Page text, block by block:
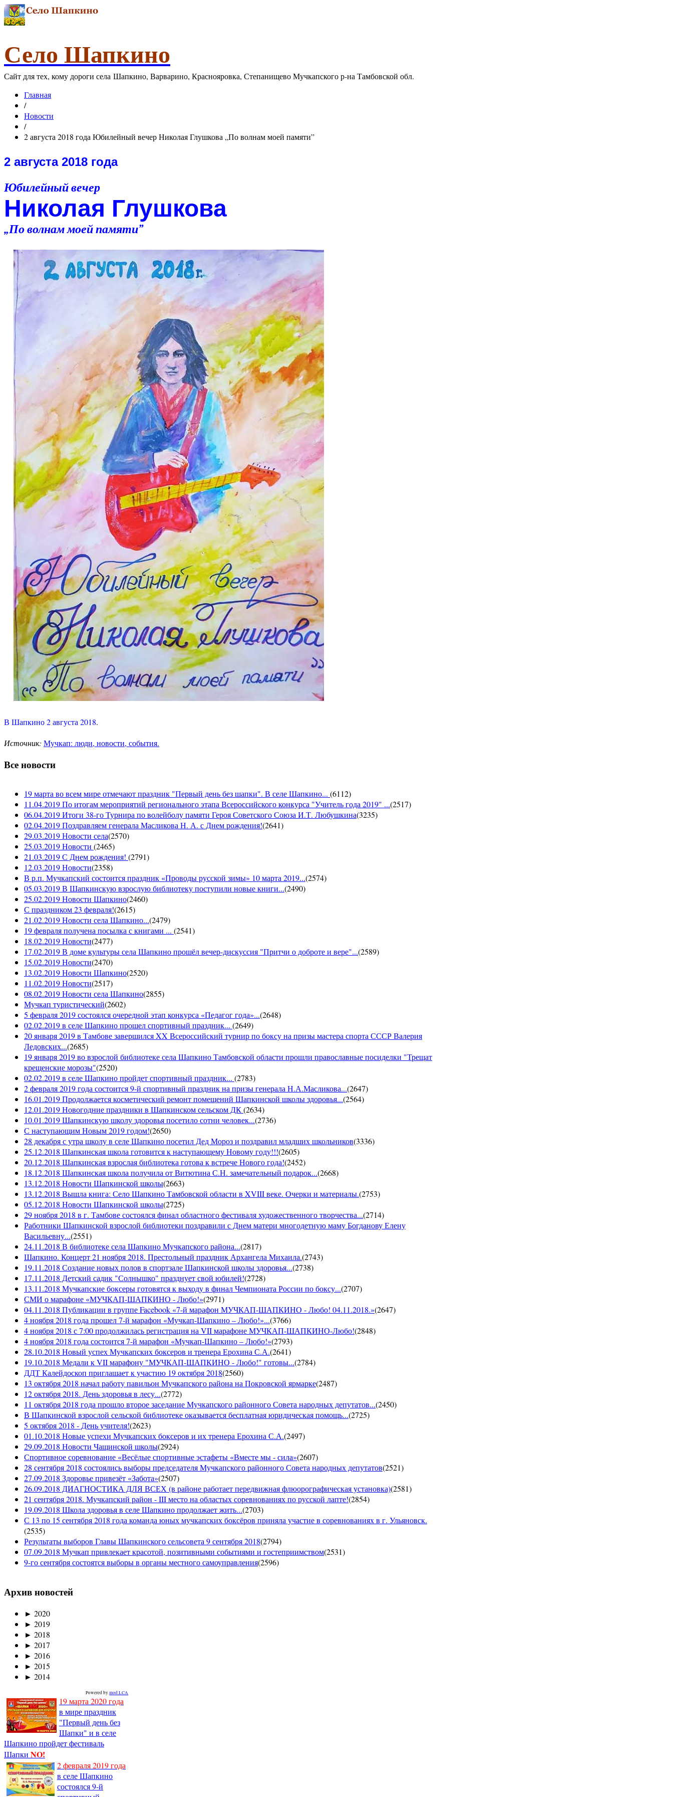
Село Шапкино
Сайт для тех, кому дороги села Шапкино, Варварино, Краснояровка, Степанищево Мучкапского р-на Тамбовской обл.
Главная
/
Новости
/
2 августа 2018 года Юбилейный вечер Николая Глушкова „По волнам моей памяти”
2 августа 2018 года
Юбилейный вечер
Николая Глушкова
„По волнам моей памяти”
В Шапкино 2 августа 2018.
Источник: Мучкап: люди, новости, события.
Все новости
19 марта во всем мире отмечают праздник "Первый день без шапки". В селе Шапкино... (6112)
11.04.2019 По итогам мероприятий регионального этапа Всероссийского конкурса "Учитель года 2019" ...(2517)
06.04.2019 Итоги 38-го Турнира по волейболу памяти Героя Советского Союза И.Т. Любушкина(3235)
02.04.2019 Поздравляем генерала Масликова Н. А. с Днем рождения!(2641)
29.03.2019 Новости села(2570)
25.03.2019 Новости (2465)
21.03.2019 С Днем рождения! (2791)
12.03.2019 Новости(2358)
В р.п. Мучкапский состоится праздник «Проводы русской зимы» 10 марта 2019...(2574)
05.03.2019 В Шапкинскую взрослую библиотеку поступили новые книги...(2490)
25.02.2019 Новости Шапкино(2460)
С праздником 23 февраля!(2615)
21.02.2019 Новости села Шапкино...(2479)
19 февраля получена посылка с книгами ... (2541)
18.02.2019 Новости(2477)
17.02.2019 В доме культуры села Шапкино прошёл вечер-дискуссия "Притчи о доброте и вере"...(2589)
15.02.2019 Новости(2470)
13.02.2019 Новости Шапкино(2520)
11.02.2019 Новости(2517)
08.02.2019 Новости села Шапкино(2855)
Мучкап туристический(2602)
5 февраля 2019 состоялся очередной этап конкурса «Педагог года»...(2648)
02.02.2019 в селе Шапкино прошел спортивный праздник... (2649)
20 января 2019 в Тамбове завершился XX Всероссийский турнир по боксу на призы мастера спорта СССР Валерия
Ледовских...(2685)
19 января 2019 во взрослой библиотеке села Шапкино Тамбовской области прошли православные посиделки "Трещат
крещенские морозы"(2520)
02.02.2019 в селе Шапкино пройдет спортивный праздник... (2783)
2 февраля 2019 года состоится 9-й спортивный праздник на призы генерала Н.А.Масликова...(2647)
16.01.2019 Продолжается косметический ремонт помещений Шапкинской школы здоровья...(2564)
12.01.2019 Новогодние праздники в Шапкинском сельском ДК(2634)
10.01.2019 Шапкинскую школу здоровья посетило сотни человек...(2736)
С наступающим Новым 2019 годом!(2650)
28 декабря с утра школу в селе Шапкино посетил Дед Мороз и поздравил младших школьников(3336)
25.12.2018 Шапкинская школа готовится к наступающему Новому году!!!(2605)
20.12.2018 Шапкинская взрослая библиотека готова к встрече Нового года!(2452)
18.12.2018 Шапкинская школа получила от Витютина С.Н. замечательный подарок...(2668)
13.12.2018 Новости Шапкинской школы(2663)
13.12.2018 Вышла книга: Село Шапкино Тамбовской области в XVIII веке. Очерки и материалы.(2753)
05.12.2018 Новости Шапкинской школы(2725)
29 ноября 2018 в г. Тамбове состоялся финал областного фестиваля художественного творчества...(2714)
Работники Шапкинской взрослой библиотеки поздравили с Днем матери многодетную маму Богданову Елену
Васильевну...(2551)
24.11.2018 В библиотеке села Шапкино Мучкапского района...(2817)
Шапкино. Концерт 21 ноября 2018. Престольный праздник Архангела Михаила.(2743)
19.11.2018 Создание новых полов в спортзале Шапкинской школы здоровья...(2738)
17.11.2018 Детский садик "Солнышко" празднует свой юбилей!(2728)
13.11.2018 Мучкапские боксеры готовятся к выходу в финал Чемпионата России по боксу...(2707)
СМИ о марафоне «МУЧКАП-ШАПКИНО - Любо!»(2971)
04.11.2018 Публикации в группе Facebook «7-й марафон МУЧКАП-ШАПКИНО - Любо! 04.11.2018.»(2647)
4 ноября 2018 года прошел 7-й марафон «Мучкап-Шапкино – Любо!»...(3766)
4 ноября 2018 с 7:00 продолжилась регистрация на VII марафоне МУЧКАП-ШАПКИНО-Любо!(2848)
4 ноября 2018 года состоится 7-й марафон «Мучкап-Шапкино – Любо!»(2793)
28.10.2018 Новый успех Мучкапских боксеров и тренера Ерохина С.А.(2641)
19.10.2018 Медали к VII марафону "МУЧКАП-ШАПКИНО - Любо!" готовы...(2784)
ДДТ Калейдоскоп приглашает к участию 19 октября 2018(2560)
13 октября 2018 начал работу павильон Мучкапского района на Покровской ярмарке(2487)
12 октября 2018. День здоровья в лесу...(2772)
11 октября 2018 года прошло второе заседание Мучкапского районного Совета народных депутатов...(2450)
В Шапкинской взрослой сельской библиотеке оказывается бесплатная юридическая помощь...(2725)
5 октября 2018 - День учителя!(2623)
01.10.2018 Новые успехи Мучкапских боксеров и их тренера Ерохина С.А.(2497)
29.09.2018 Новости Чащинской школы(2924)
Спортивное соревнование «Весёлые спортивные эстафеты «Вместе мы - сила»(2607)
28 сентября 2018 состоялись выборы председателя Мучкапского районного Совета народных депутатов(2521)
27.09.2018 Здоровье привезёт «Забота»(2507)
26.09.2018 ДИАГНОСТИКА ДЛЯ ВСЕХ (в районе работает передвижная флюорографическая установка)(2581)
21 сентября 2018. Мучкапский район - III место на областых соревнованиях по русской лапте!(2854)
19.09.2018 Школа здоровья в селе Шапкино продолжает жить...(2703)
С 13 по 15 сентября 2018 года команда юных мучкапских боксёров приняла участие в соревнованиях в г. Ульяновск.
(2535)
Результаты выборов Главы Шапкинского сельсовета 9 сентября 2018(2794)
07.09.2018 Мучкап привлекает красотой, позитивными событиями и гостеприимством(2531)
9-го сентября состоятся выборы в органы местного самоуправления(2596)
Архив новостей
► 2020
► 2019
► 2018
► 2017
► 2016
► 2015
► 2014
Powered bymod LCA
19 марта 2020 года
в мире праздник
"Первый день без
Шапки" и в селе
Шапкино пройдет фестиваль
Шапки NO!
2 февраля 2019 года
в селе Шапкино
состоялся 9-й